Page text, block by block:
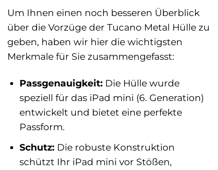
Um Ihnen einen noch besseren Überblick
über die Vorzüge der Tucano Metal Hülle zu
geben, haben wir hier die wichtigsten
Merkmale für Sie zusammengefasst:
Passgenauigkeit: Die Hülle wurde
speziell für das iPad mini (6. Generation)
entwickelt und bietet eine perfekte
Passform.
Schutz: Die robuste Konstruktion
schützt Ihr iPad mini vor Stößen,